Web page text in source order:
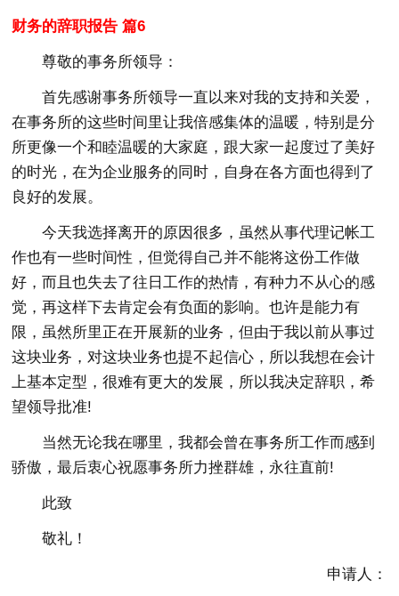
财务的辞职报告 篇6
尊敬的事务所领导：
首先感谢事务所领导一直以来对我的支持和关爱，
在事务所的这些时间里让我倍感集体的温暖，特别是分
所更像一个和睦温暖的大家庭，跟大家一起度过了美好
的时光，在为企业服务的同时，自身在各方面也得到了
良好的发展。
今天我选择离开的原因很多，虽然从事代理记帐工
作也有一些时间性，但觉得自己并不能将这份工作做
好，而且也失去了往日工作的热情，有种力不从心的感
觉，再这样下去肯定会有负面的影响。也许是能力有
限，虽然所里正在开展新的业务，但由于我以前从事过
这块业务，对这块业务也提不起信心，所以我想在会计
上基本定型，很难有更大的发展，所以我决定辞职，希
望领导批准!
当然无论我在哪里，我都会曾在事务所工作而感到
骄傲，最后衷心祝愿事务所力挫群雄，永往直前!
此致
敬礼！
申请人：